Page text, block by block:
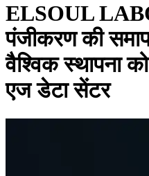
ELSOUL
पंजीकरण की
वैश्विक स्थापना
एज डेटा सेंटर